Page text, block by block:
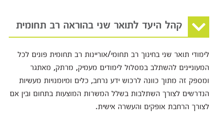
קהל היעד לתואר שני בהוראה רב תחומית
לימודי תואר שני בחינוך רב תחומי/אוריינות רב תחומית פונים לכל
המעוניינים להשתלב במסלול לימודים מעמיק, מרתק, מאתגר
ומספק זה מתוך כוונה לרכוש ידע נרחב, כלים ומיומנויות מעשיות
הנדרשים לצורך השתלבות בשלל המשרות המוצעות בתחום ובין אם
לצורך הרחבת אופקים והעשרה אישית.